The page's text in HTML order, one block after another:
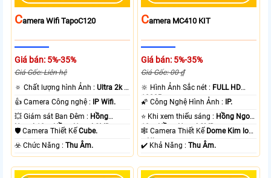
CAmera Wifi TapoC120
Giá bán: 5%-35%
Giá Gốc: Liên hệ
🔅 Chất lượng hình Ảnh :Ultra 2k +
.
👍 Camera Công nghệ :
IP Wifi.
💥 Giám sát Ban Đêm : Hồng
Ngoại 10m Hồng Ngoại SMD.
🛡 Camera Thiết KếCube.
️☣️ Chức Năng :Thu Âm.
CAmera MC410 KIT
Giá bán: 5%-35%
Giá Gốc: 00 ₫
🔆 Hình Ảnh Sắc nét : FULL HD
1080P .
🌠 Công Nghệ Hình Ảnh :
IP.
⭐ Khi xem thiếu sáng : Hồng Ngoại
10m Hồng Ngoại SMD.
🕸️ Camera Thiết Kế Dome Kim loại
+ Nhựa.
️✔️ Khả Năng :Thu Âm.